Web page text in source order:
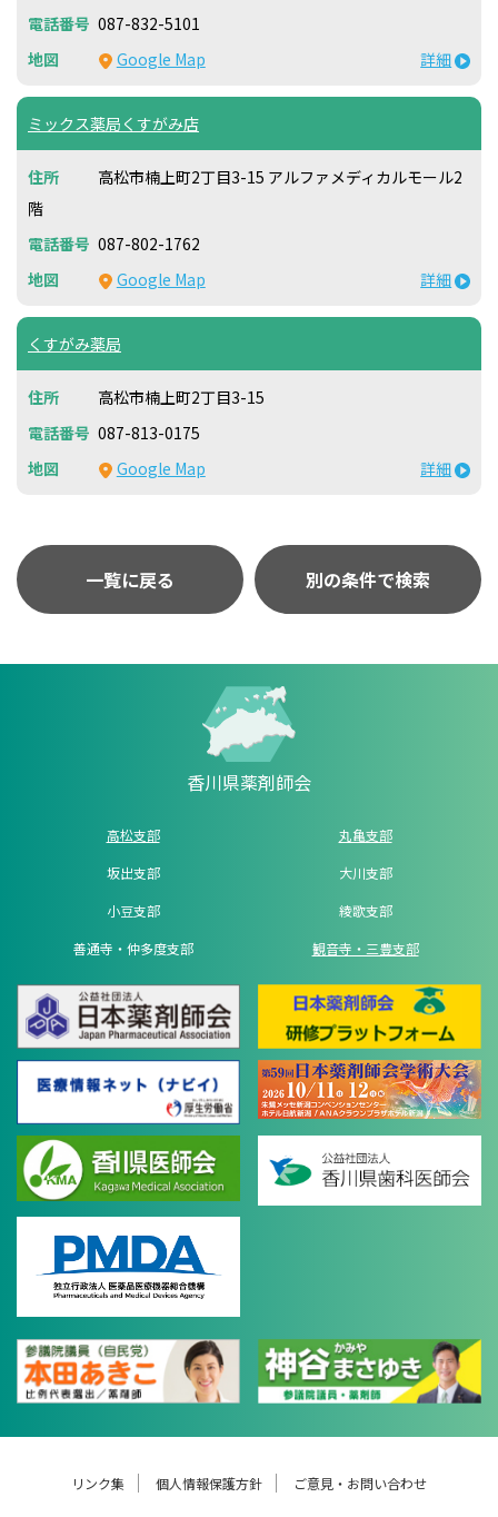
087-832-5101
Google Map
詳細
ミックス薬局くすがみ店
高松市楠上町2丁目3-15 アルファメディカルモール2
階
087-802-1762
Google Map
詳細
くすがみ薬局
高松市楠上町2丁目3-15
087-813-0175
Google Map
詳細
一覧に戻る 別の条件で検索
香川県薬剤師会
高松支部
丸亀支部
坂出支部
大川支部
小豆支部
綾歌支部
善通寺・仲多度支部
観音寺・三豊支部
リンク集 個人情報保護方針 ご意見・お問い合わせ